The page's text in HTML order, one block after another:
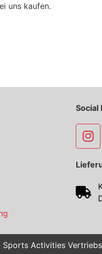
uns kaufen.
Social
Activities Vertriebs